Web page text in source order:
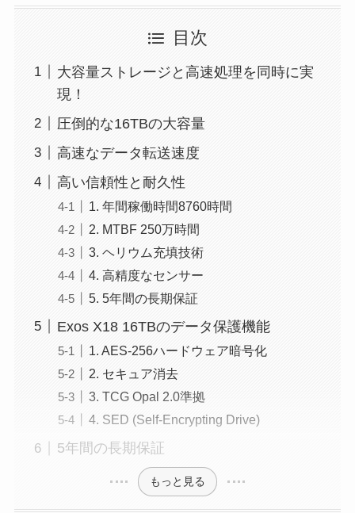
目次
大容量ストレージと高速処理を同時に実
現！
圧倒的な16TBの大容量
高速なデータ転送速度
高い信頼性と耐久性
1. 年間稼働時間8760時間
2. MTBF 250万時間
3. ヘリウム充填技術
4. 高精度なセンサー
5. 5年間の長期保証
Exos X18 16TBのデータ保護機能
1. AES-256ハードウェア暗号化
2. セキュア消去
3. TCG Opal 2.0準拠
4. SED (Self-Encrypting Drive)
5年間の長期保証
もっと見る